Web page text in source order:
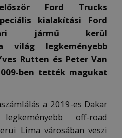
Ford Trucks
kialakítási Ford
jármű kerül
világ legkeményebb
Rutten és Peter Van
ben tették magukat
a 2019-es Dakar
off-road
Lima városában veszi